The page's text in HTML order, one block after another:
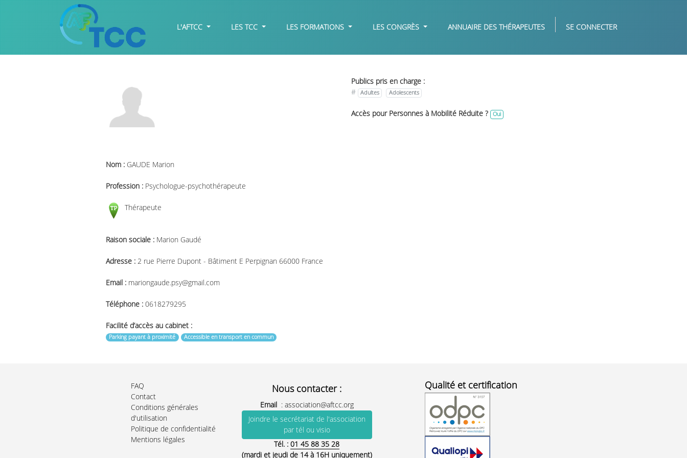
L'AFTCC LES TCC LES FORMATIONS LES CONGRÈS ANNUAIRE DES THÉRAPEUTES SE CONNECTER
Nom : GAUDE Marion
Profession : Psychologue-psychothérapeute
Thérapeute
Raison sociale : Marion Gaudé
Adresse : 2 rue Pierre Dupont - Bâtiment E Perpignan 66000 France
Email : mariongaude.psy@gmail.com
Téléphone : 0618279295
Facilité d’accès au cabinet :
Parking payant à proximité Accessible en transport en commun
Publics pris en charge :
#
Adultes Adolescents
Accès pour Personnes à Mobilité Réduite ? Oui
FAQ
Contact
Conditions générales
d'utilisation
Politique de confidentialité
Mentions légales
Nous contacter :
Email : association@aftcc.org
Joindre le secrétariat de l'association
par tél ou visio
Tél. : 01 45 88 35 28
(mardi et jeudi de 14 à 16H uniquement)
Qualité et certification